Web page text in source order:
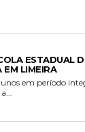
ESTADUAL
EM LIMEIRA
em período